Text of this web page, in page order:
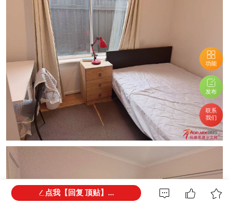
功能
发布
联系
我们
点我【回复 顶贴】...